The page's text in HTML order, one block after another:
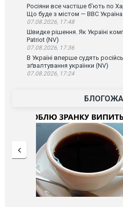
Росіяни все частіше бʼють по
Що буде з містом — ВВС Україна
07.08.2026, 17:48
Швидке рішення. Як Україні
Patriot (NV)
07.08.2026, 17:36
В Україні вперше судять
зґвалтування українки (NV)
07.08.2026, 17:24